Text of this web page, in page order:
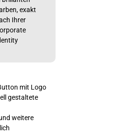
exakt
Ihrer
mit Logo
gestaltete
weitere